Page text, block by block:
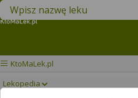
Znajdź lek w swojej okolicy
KtoMaLek.pl
Lekopedia